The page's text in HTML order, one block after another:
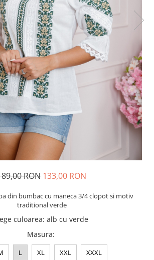
RON 133,00 RON
din bumbac cu maneca 3/4 clopot si motiv
traditional verde
culoarea: alb cu verde
Masura:
L XL XXL XXXL